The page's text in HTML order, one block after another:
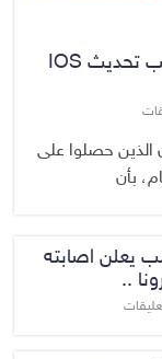
مشكلات خطيرة فى هواتف آيفون بسبب تحديث IOS
حصلوا على
يعلن اصابته
..